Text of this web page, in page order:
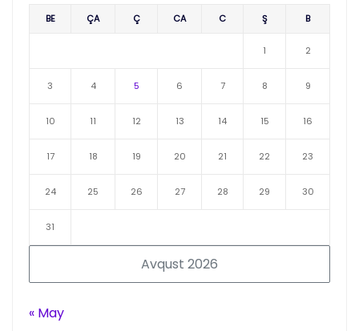
Avqust 2026
BE ÇA Ç CA C Ş B
1 2
3 4 5 6 7 8 9
10 11 12 13 14 15 16
17 18 19 20 21 22 23
24 25 26 27 28 29 30
31
« May